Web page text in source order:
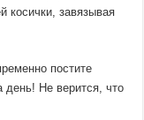
косички, завязывая
постите
Не верится, что